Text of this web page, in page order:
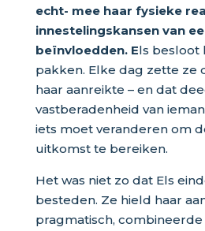
echt- mee haar fysieke
innestelingskansen van
beïnvloedden. Els besloot
pakken. Elke dag zette ze
haar aanreikte – en dat
vastberadenheid van
iets moet veranderen om
uitkomst te bereiken.
Het was niet zo dat Els
besteden. Ze hield haar
pragmatisch,